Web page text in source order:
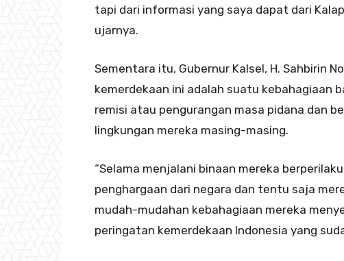
tapi dari informasi yang saya dapat dari
ujarnya.
Sementara itu, Gubernur Kalsel, H. Sahbirin
kemerdekaan ini adalah suatu kebahagiaan
remisi atau pengurangan masa pidana dan
lingkungan mereka masing-masing.
“Selama menjalani binaan mereka
penghargaan dari negara dan tentu saja
mudah-mudahan kebahagiaan mereka
peringatan kemerdekaan Indonesia yang